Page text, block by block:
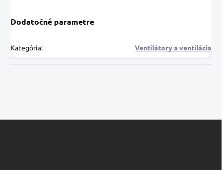
Dodatočné parametre
Kategória: Ventilátory a ventilácia